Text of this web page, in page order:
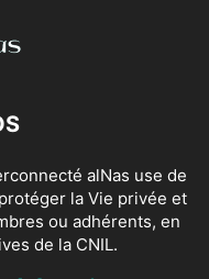
alNas use de
la Vie privée et
ou adhérents, en
de la CNIL.